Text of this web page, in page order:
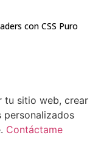
con CSS Puro
tu sitio web, crear
personalizados
Contáctame